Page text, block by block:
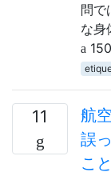
問で
な身
150
11
航
誤
こ